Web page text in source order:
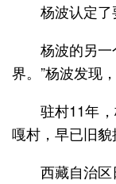
杨波认定了
杨波的另
界。”杨波发现
驻村11年
嘎村，早已旧
西藏自治